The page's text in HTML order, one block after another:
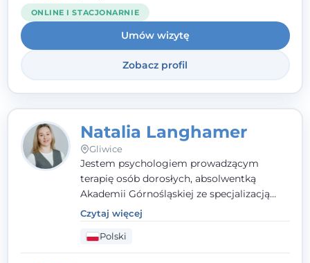
ONLINE I STACJONARNIE
Umów wizytę
Zobacz profil
Natalia Langhamer
Gliwice
Jestem psychologiem prowadzącym
terapię osób dorosłych, absolwentką
Akademii Górnośląskiej ze specjalizacją
kliniczną. Oferuję konsultacje
psychologiczne i pierwszą pomoc
psychologiczną w kryzysie, przewlekłym
stresie czy obniżonym nastroju. Każde
Czytaj więcej
Polski